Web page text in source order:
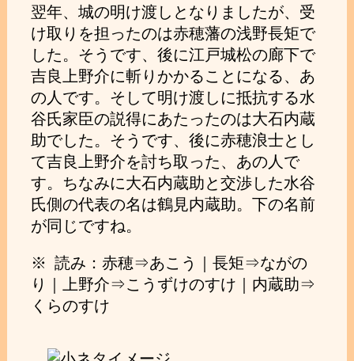
翌年、城の明け渡しとなりましたが、受
け取りを担ったのは赤穂藩の浅野長矩で
した。そうです、後に江戸城松の廊下で
吉良上野介に斬りかかることになる、あ
の人です。そして明け渡しに抵抗する水
谷氏家臣の説得にあたったのは大石内蔵
助でした。そうです、後に赤穂浪士とし
て吉良上野介を討ち取った、あの人で
す。ちなみに大石内蔵助と交渉した水谷
氏側の代表の名は鶴見内蔵助。下の名前
が同じですね。
※ 読み：赤穂⇒あこう｜長矩⇒ながの
り｜上野介⇒こうずけのすけ｜内蔵助⇒
くらのすけ